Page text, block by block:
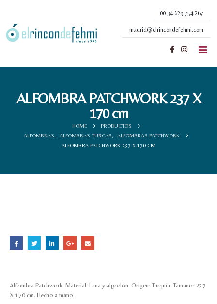
00 34 629 754 267
madrid@elrincondefehmi.com
ALFOMBRA PATCHWORK 237 X
170 cm
HOME
PRODUCTOS
ALFOMBRAS
ALFOMBRAS TURCAS
ALFOMBRAS PATCHWORK
ALFOMBRA PATCHWORK 237 X 170 CM
Alfombra Patchwork. Material: Lana y algodón. Origen: Turquía. Tamaño: 237
X 170 cm. Hecho a mano.